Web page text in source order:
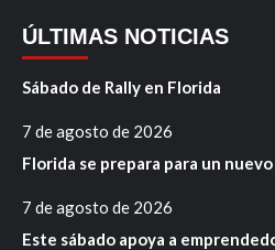
ÚLTIMAS NOTICIAS
Sábado de Rally en Florida
7 de agosto de 2026
Florida se prepara para un
7 de agosto de 2026
Este sábado apoya a